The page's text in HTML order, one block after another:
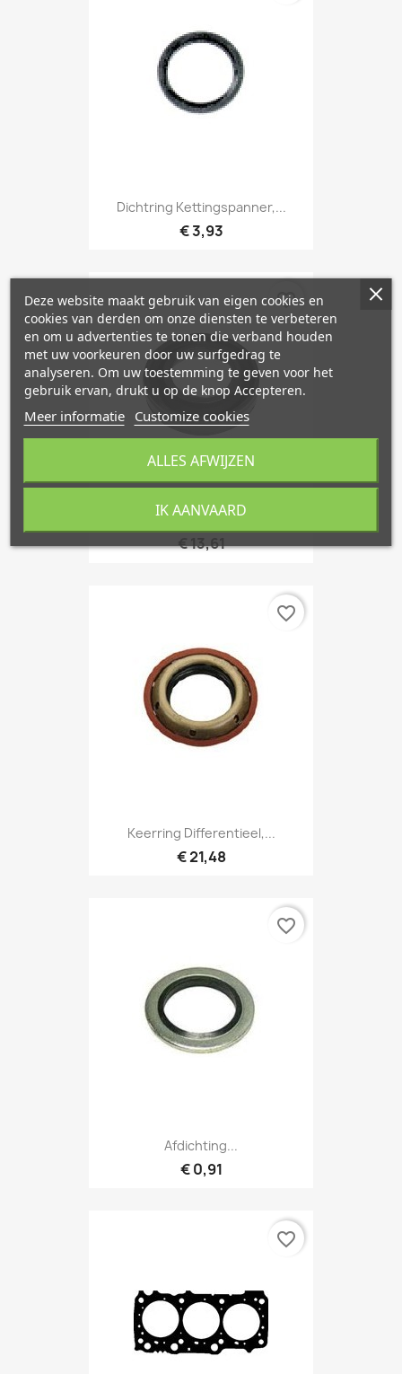
Dichtring Kettingspanner,...
€ 3,93
Klepdekselpakking D223L,...
€ 13,61
favorite_border
Keerring Differentieel,...
€ 21,48
favorite_border
Afdichting...
€ 0,91
favorite_border
favorite_border
Deze website maakt gebruik van eigen cookies en
cookies van derden om onze diensten te verbeteren
en om u advertenties te tonen die verband houden
met uw voorkeuren door uw surfgedrag te
analyseren. Om uw toestemming te geven voor het
gebruik ervan, drukt u op de knop Accepteren.
Meer informatie Customize cookies
ALLES AFWIJZEN
IK AANVAARD